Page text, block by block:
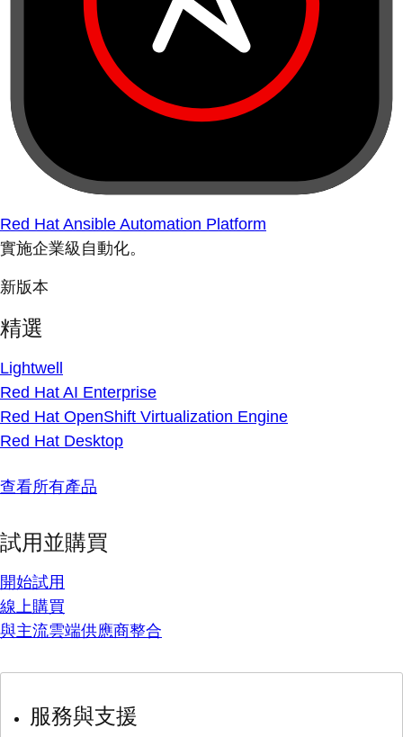
Red Hat Ansible Automation Platform
實施企業級自動化。
新版本
精選
Lightwell
Red Hat AI Enterprise
Red Hat OpenShift Virtualization Engine
Red Hat Desktop
查看所有產品
試用並購買
開始試用
線上購買
與主流雲端供應商整合
服務與支援